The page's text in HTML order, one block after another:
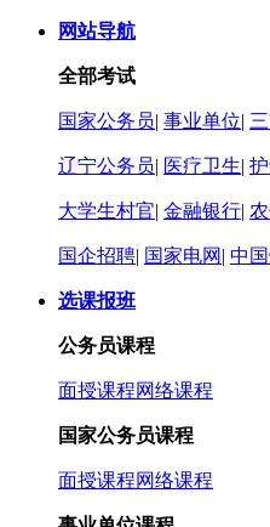
网站导航
全部考试
国家公务员| 事业单位|
辽宁公务员| 医疗卫生|
大学生村官| 金融银行|
国企招聘| 国家电网 | 中
选课报班
公务员课程
面授课程网络课程
国家公务员课程
面授课程网络课程